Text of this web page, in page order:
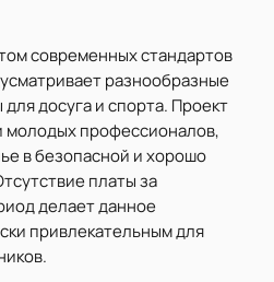
современных стандартов
разнообразные
досуга и спорта. Проект
молодых профессионалов,
в безопасной и хорошо
платы за
делает данное
привлекательным для